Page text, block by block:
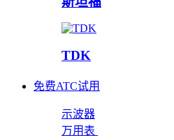
TDK
免费ATC试用
示波器
万用表